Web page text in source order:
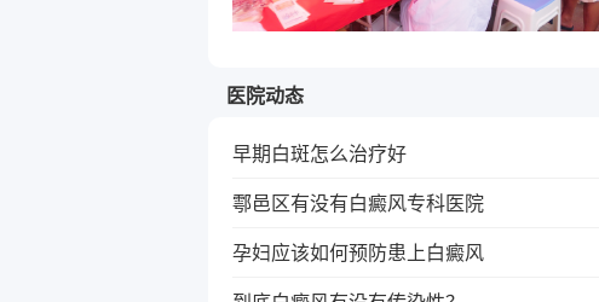
医院动态
早期白斑怎么治疗好
鄠邑区有没有白癜风专科医院
孕妇应该如何预防患上白癜风